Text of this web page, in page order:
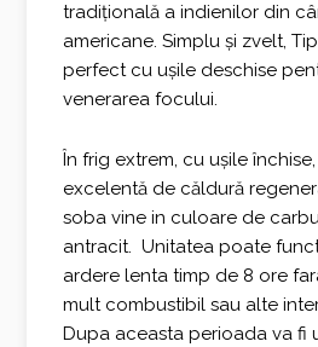
tradițională a indienilor din
americane. Simplu și zvelt,
perfect cu ușile deschise
venerarea focului.
În frig extrem, cu ușile
excelentă de căldură
soba vine in culoare de
antracit. Unitatea poate
ardere lenta timp de 8 ore
mult combustibil sau alte
Dupa aceasta perioada va fi